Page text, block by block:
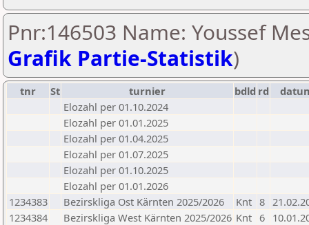
Pnr:146503 Name: Youssef
Grafik Partie-Statistik)
tnr St turnier bdld rd
Elozahl per 01.10.2024
Elozahl per 01.01.2025
Elozahl per 01.04.2025
Elozahl per 01.07.2025
Elozahl per 01.10.2025
Elozahl per 01.01.2026
1234383
Bezirskliga Ost Kärnten 2025/2026 Knt 8
1234384
Bezirskliga West Kärnten 2025/2026 Knt 6